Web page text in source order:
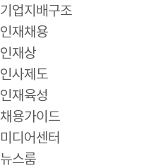
기업지배구조
인재채용
인재상
인사제도
인재육성
채용가이드
미디어센터
뉴스룸